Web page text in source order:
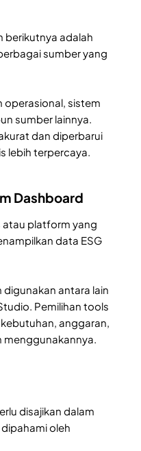
berikutnya adalah
sumber yang
operasional, sistem
sumber lainnya.
dan diperbarui
lebih terpercaya.
Dashboard
atau platform yang
data ESG
antara lain
Pemilihan tools
anggaran,
menggunakannya.
disajikan dalam
oleh